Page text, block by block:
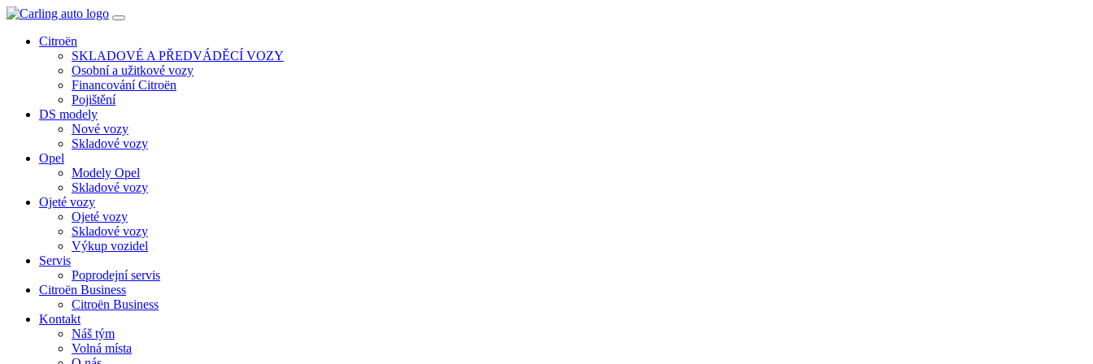
Toggle
Citroën
SKLADOVÉ A PŘEDVÁDĚCÍ VOZY
Osobní a užitkové vozy
Financování Citroën
Pojištění
DS modely
Nové vozy
Skladové vozy
Opel
Modely Opel
Skladové vozy
Ojeté vozy
Ojeté vozy
Skladové vozy
Výkup vozidel
Servis
Poprodejní servis
Citroën Business
Citroën Business
Kontakt
Náš tým
Volná místa